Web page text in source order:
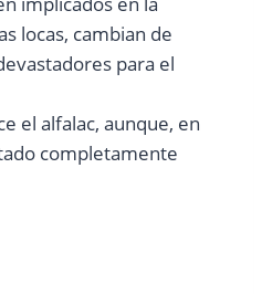
locas, cambian de
para el
el alfalac, aunque, en
completamente